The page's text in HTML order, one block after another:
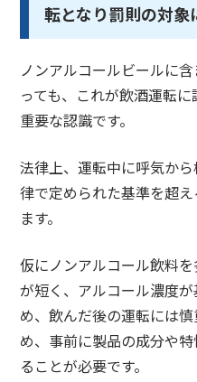
転となり罰則の対象
ノンアルコールビールに
っても、これが飲酒運転
重要な認識です。
法律上、運転中に呼気か
律で定められた基準を超
ます。
仮にノンアルコール飲料
が短く、アルコール濃度
め、飲んだ後の運転には
め、事前に製品の成分や
ることが必要です。